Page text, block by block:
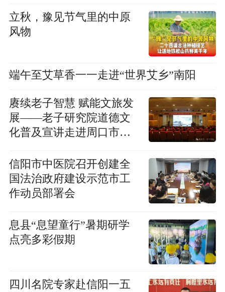
立秋，豫见节气里的中原
风物
端午至艾草香一一走进“世界艾乡”南阳
赓续老子智慧 赋能文旅发
展——老子研究院道德文
化普及宣讲走进周口市文
信阳市中医院召开创建全
国法治政府建设示范市工
作动员部署会
息县“息望童行”暑期研学
点亮多彩假期
四川名院专家赴信阳一五